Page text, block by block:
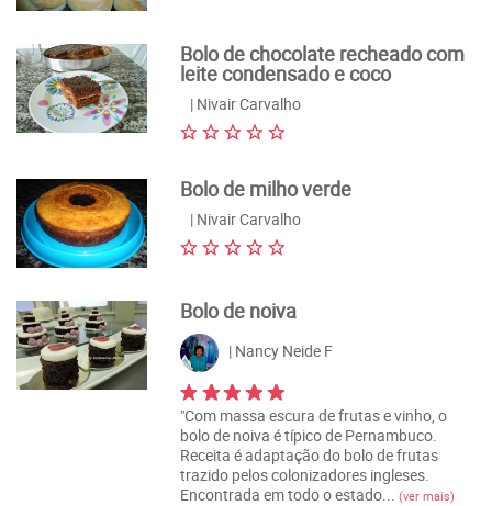
Bolo de chocolate recheado com
leite condensado e coco
| Nivair Carvalho
Bolo de milho verde
| Nivair Carvalho
Bolo de noiva
| Nancy Neide F
"Com massa escura de frutas e vinho, o
bolo de noiva é típico de Pernambuco.
Receita é adaptação do bolo de frutas
trazido pelos colonizadores ingleses.
Encontrada em todo o estado...(ver mais)